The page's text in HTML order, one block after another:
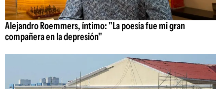
Alejandro Roemmers, íntimo: "La poesía fue mi gran
compañera en la depresión"